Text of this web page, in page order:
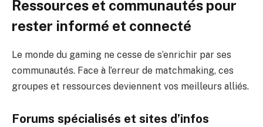
Ressources et communautés pour
rester informé et connecté
Le monde du gaming ne cesse de s’enrichir par ses
communautés. Face à l’erreur de matchmaking, ces
groupes et ressources deviennent vos meilleurs alliés.
Forums spécialisés et sites d’infos